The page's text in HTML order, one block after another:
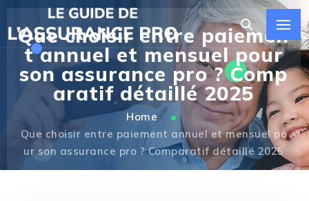
Que choisir entre paiemen
t annuel et mensuel pour
son assurance pro ? Comp
aratif détaillé 2025
Home
Que choisir entre paiement annuel et mensuel po
ur son assurance pro ? Comparatif détaillé 2025